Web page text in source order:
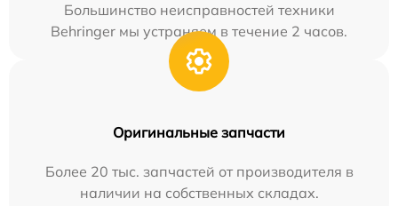
Большинство неисправностей техники
Behringer мы устраняем в течение 2 часов.
Оригинальные запчасти
Более 20 тыс. запчастей от производителя в
наличии на собственных складах.